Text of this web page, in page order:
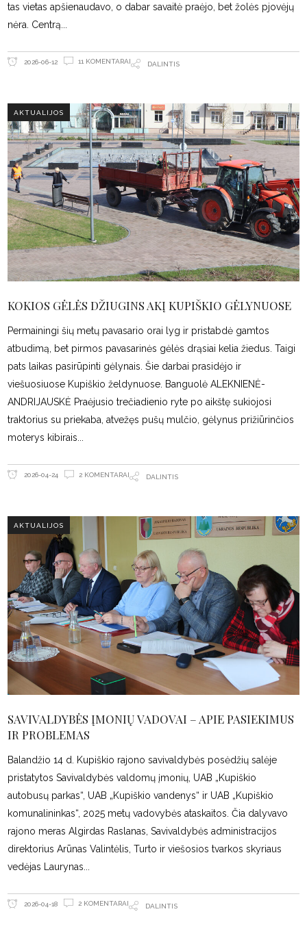
tas vietas apšienaudavo, o dabar savaitė praėjo, bet žolės pjovėjų
nėra. Centrą
2026-06-12 11 KOMENTARAI DALINTIS
AKTUALIJOS
KOKIOS GĖLĖS DŽIUGINS AKĮ KUPIŠKIO GĖLYNUOSE
Permainingi šių metų pavasario orai lyg ir pristabdė gamtos
atbudimą, bet pirmos pavasarinės gėlės drąsiai kelia žiedus. Taigi
pats laikas pasirūpinti gėlynais. Šie darbai prasidėjo ir
viešuosiuose Kupiškio želdynuose. Banguolė ALEKNIENĖ-
ANDRIJAUSKĖ Praėjusio trečiadienio ryte po aikštę sukiojosi
traktorius su priekaba, atvežęs pušų mulčio, gėlynus prižiūrinčios
moterys kibirais
2026-04-24 2 KOMENTARAI DALINTIS
AKTUALIJOS
SAVIVALDYBĖS ĮMONIŲ VADOVAI – APIE PASIEKIMUS
IR PROBLEMAS
Balandžio 14 d. Kupiškio rajono savivaldybės posėdžių salėje
pristatytos Savivaldybės valdomų įmonių, UAB „Kupiškio
autobusų parkas“, UAB „Kupiškio vandenys“ ir UAB „Kupiškio
komunalininkas“, 2025 metų vadovybės ataskaitos. Čia dalyvavo
rajono meras Algirdas Raslanas, Savivaldybės administracijos
direktorius Arūnas Valintėlis, Turto ir viešosios tvarkos skyriaus
vedėjas Laurynas
2026-04-18 2 KOMENTARAI DALINTIS